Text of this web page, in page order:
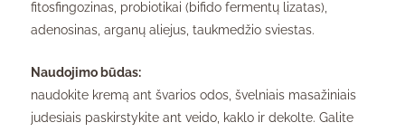
fitosfingozinas, probiotikai (bifido fermentų lizatas),
adenosinas, arganų aliejus, taukmedžio sviestas.
Naudojimo būdas:
naudokite kremą ant švarios odos, švelniais masažiniais
judesiais paskirstykite ant veido, kaklo ir dekolte. Galite